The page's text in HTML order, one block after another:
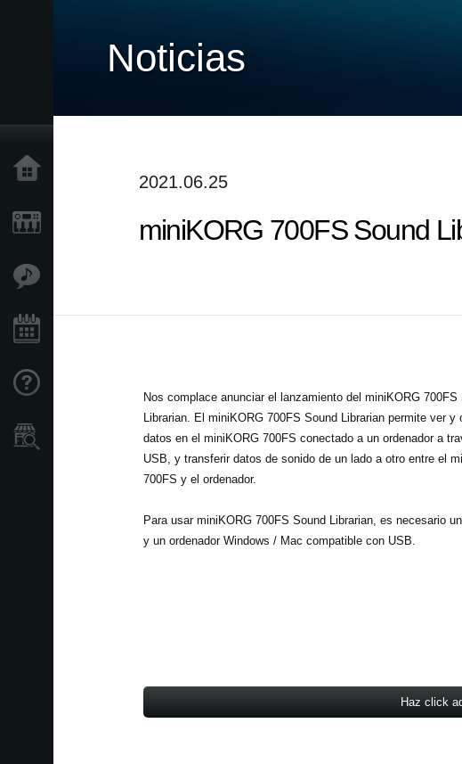
Noticias
2021.06.25
miniKORG 700FS Sound
Nos complace anunciar el lanzamiento del miniKORG 700FS
Librarian. El miniKORG 700FS Sound Librarian permite ver y
datos en el miniKORG 700FS conectado a un ordenador a
USB, y transferir datos de sonido de un lado a otro entre el
700FS y el ordenador.
Para usar miniKORG 700FS Sound Librarian, es necesario
y un ordenador Windows / Mac compatible con USB.
Haz click